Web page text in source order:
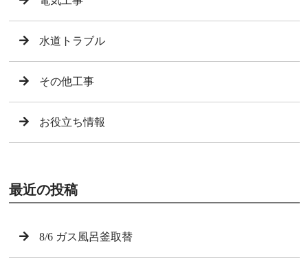
水道トラブル
その他工事
お役立ち情報
最近の投稿
8/6 ガス風呂釜取替